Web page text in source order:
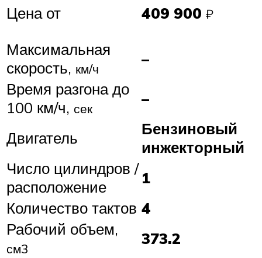
Цена от 409 900 ₽
Максимальная
скорость, км/ч
–
Время разгона до
100 км/ч, сек
–
Двигатель
Бензиновый
инжекторный
Число цилиндров /
расположение
1
Количество тактов 4
Рабочий объем,
см3
373.2